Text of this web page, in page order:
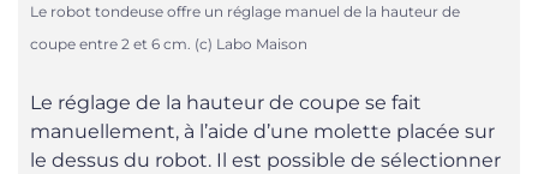
Le robot tondeuse offre un réglage manuel de la hauteur de
coupe entre 2 et 6 cm. (c) Labo Maison
Le réglage de la hauteur de coupe se fait
manuellement, à l’aide d’une molette placée sur
le dessus du robot. Il est possible de sélectionner